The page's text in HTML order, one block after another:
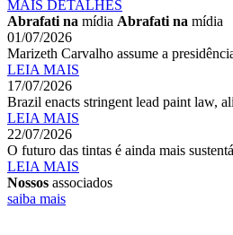
MAIS DETALHES
Abrafati na mídia Abrafati na mídia
01/07/2026
Marizeth Carvalho assume a
LEIA MAIS
17/07/2026
Brazil enacts stringent lead paint law,
LEIA MAIS
22/07/2026
O futuro das tintas é ainda mais
LEIA MAIS
Nossos associados
saiba mais